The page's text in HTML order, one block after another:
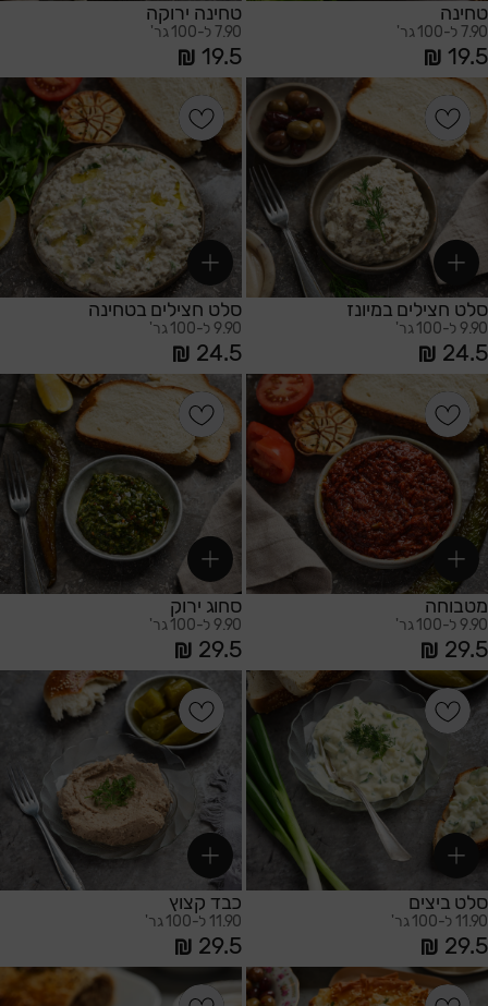
טחינה
7.90 ל-100 גר'
19.5
טחינה ירוקה
7.90 ל-100 גר'
19.5
הוספה לסל
סלט חצילים במיונז
9.90 ל-100 גר'
24.5
הוספה לסל
סלט חצילים בטחינה
9.90 ל-100 גר'
24.5
הוספה לסל
מטבוחה
9.90 ל-100 גר'
29.5
הוספה לסל
סחוג ירוק
9.90 ל-100 גר'
29.5
הוספה לסל
סלט ביצים
11.90 ל-100 גר'
29.5
הוספה לסל
כבד קצוץ
11.90 ל-100 גר'
29.5
הוספה לסל הוספה לסל